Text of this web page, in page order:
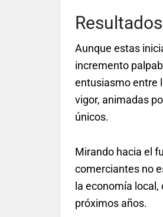
Aunque estas
incremento
entusiasmo entre
vigor, animadas
únicos.
Mirando hacia el
comerciantes no
la economía
próximos años.